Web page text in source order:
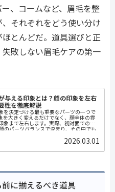
、コームなど、眉毛を整
それぞれをどう使い分け
とんどだ。道具選びと正
敗しない眉毛ケアの第一
与える印象とは？顔の印象を左右
性を徹底解説
を決定づける最も重要なパーツの一つで
を大きく変えるだけでなく、顔全体の雰
象まで左右します。実際、初対面での印
のパーツバランスで決まり、その中でも
2026.03.01
に揃えるべき道具